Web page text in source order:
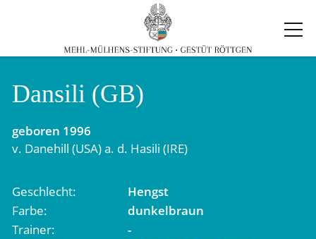
Dansili (GB)
geboren 1996
v. Danehill (USA)a. d. Hasili (IRE)
Geschlecht
Hengst
Farbe
dunkelbraun
Trainer
-